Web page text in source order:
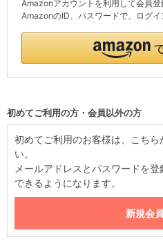
Amazonアカウントを利用して会員登
AmazonのID、パスワードで、ログイ
初めてご利用の方・会員以外の方
初めてご利用のお客様は、こち
い。
メールアドレスとパスワードを
できるようになります。